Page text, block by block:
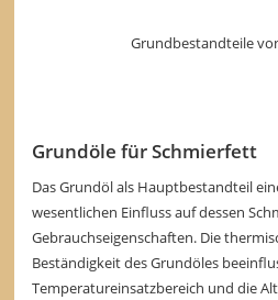
Grundbestandteile
Grundöle für Schmierfett
Das Grundöl als Hauptbestandteil
wesentlichen Einfluss auf dessen
Gebrauchseigenschaften. Die
Beständigkeit des Grundöles
Temperatureinsatzbereich und die